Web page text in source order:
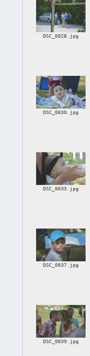
DSC_0028.jpg
DSC_0030.jpg
DSC_0033.jpg
DSC_0037.jpg
DSC_0039.jpg